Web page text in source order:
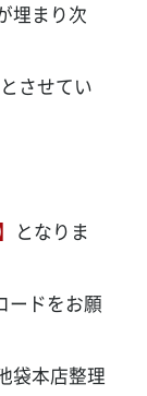
埋まり次
させてい
となりま
ードをお願
袋本店整理